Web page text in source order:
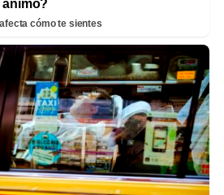
ánimo?
cómo te sientes